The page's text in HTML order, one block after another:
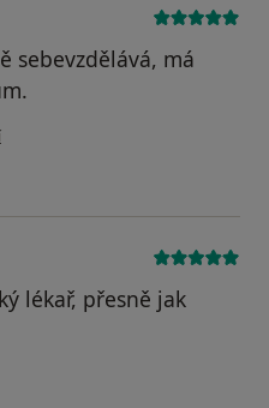
sebevzdělává, má
Pacient
lékař, přesně jak